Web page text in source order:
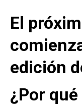
El
edición
¿Por